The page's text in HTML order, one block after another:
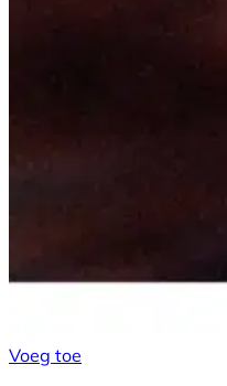
Voeg toe